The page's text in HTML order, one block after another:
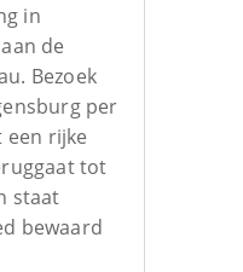
in
de
Bezoek
per
een rijke
tot
staat
bewaard